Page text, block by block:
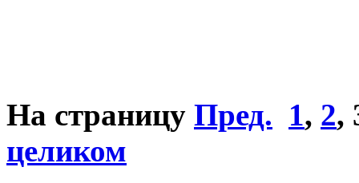
На страницу Пред. 1, 2,
целиком